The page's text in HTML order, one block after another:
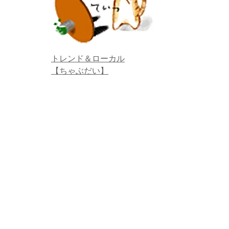
トレンド＆ローカル
【ちゃぶだい】